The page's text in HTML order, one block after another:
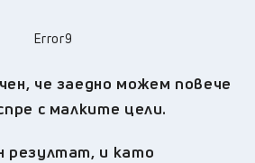
Error9
че заедно можем повече
с малките цели.
резултат, и като